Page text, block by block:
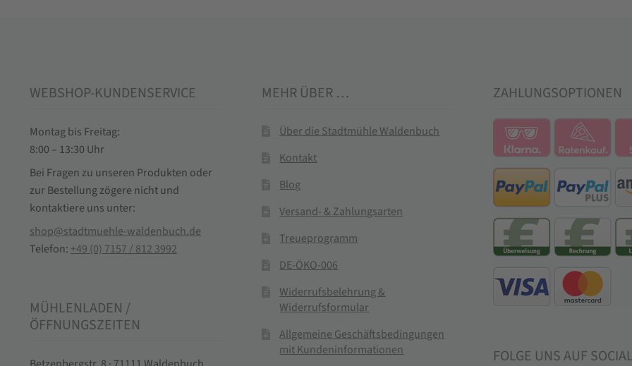
WEBSHOP-KUNDENSERVICE
Montag bis Freitag:
8:00 – 13:30 Uhr
Bei Fragen zu unseren Produkten oder
zur Bestellung zögere nicht und
kontaktiere uns unter:
shop@stadtmuehle-waldenbuch.de
Telefon: +49 (0) 7157 / 812 3992
MÜHLENLADEN /
ÖFFNUNGSZEITEN
MEHR ÜBER …
Über die Stadtmühle Waldenbuch
Kontakt
Blog
Versand- & Zahlungsarten
Treueprogramm
DE-ÖKO-006
Widerrufsbelehrung &
Widerrufsformular
Allgemeine Geschäftsbedingungen
mit Kundeninformationen
ZAHLUNGSOPTIONEN
FOLGE UNS AUF